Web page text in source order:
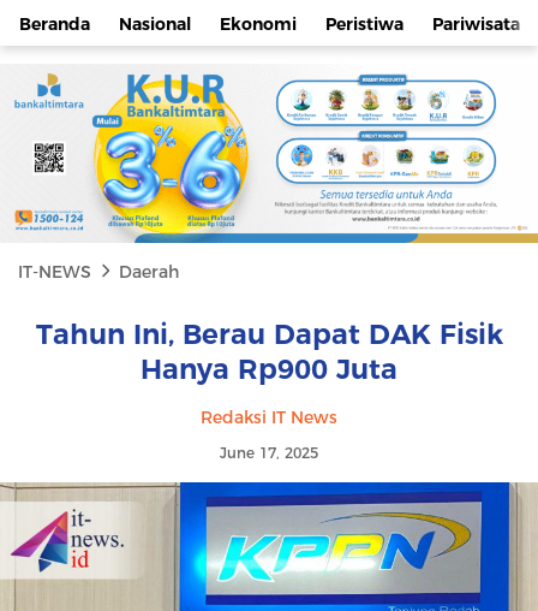
Beranda Nasional Ekonomi Peristiwa Pariwisata
IT-NEWS Daerah
Tahun Ini, Berau Dapat DAK Fisik
Hanya Rp900 Juta
Redaksi IT News
June 17, 2025